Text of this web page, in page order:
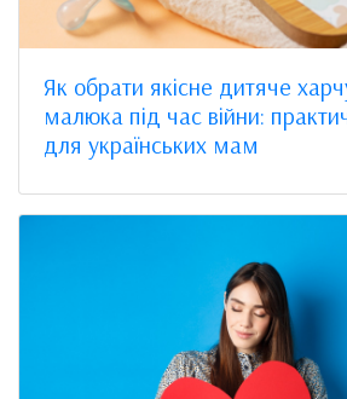
Як обрати якісне дитяче
малюка під час війни:
для українських мам